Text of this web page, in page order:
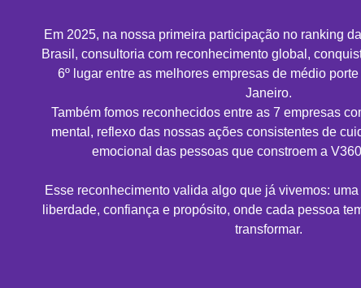
Em 2025, na nossa primeira participação no ranking
Brasil, consultoria com reconhecimento global,
6º lugar entre as melhores empresas de médio
Janeiro.
Também fomos reconhecidos entre as 7 empresas
mental, reflexo das nossas ações consistentes de
emocional das pessoas que constroem a
Esse reconhecimento valida algo que já vivemos:
liberdade, confiança e propósito, onde cada pessoa
transformar.